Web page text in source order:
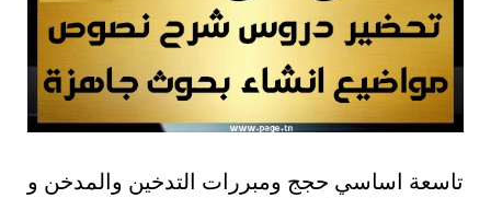
تاسعة اساسي حجج ومبررات التدخين والمدخن و